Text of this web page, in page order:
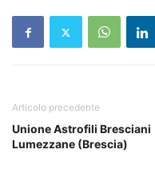
Articolo precedente
Unione Astrofili Bresciani
Lumezzane (Brescia)